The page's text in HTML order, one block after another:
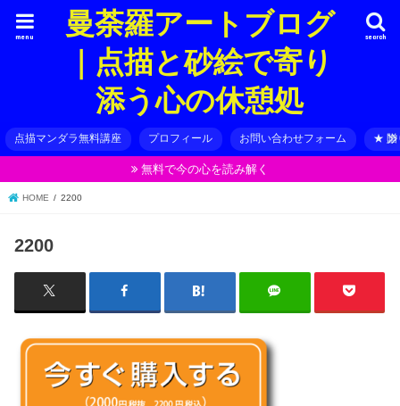
曼荼羅アートブログ
｜点描と砂絵で寄り
添う心の休憩処
search
menu
点描マンダラ無料講座 プロフィール お問い合わせフォーム ★ 贈
無料で今の心を読み解く
HOME 2200
2200